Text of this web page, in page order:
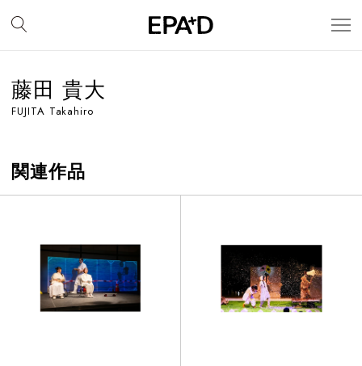
藤田 貴大
FUJITA Takahiro
関連作品